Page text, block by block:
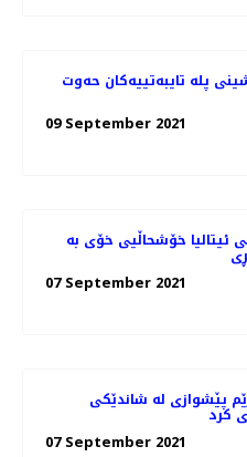
پلە تایبەتییەکان حەوت
09 September 2021
ئیتالیا خۆشحاڵیی خۆی بە
07 September 2021
پێشوازی لە شاندێکی
کرد
07 September 2021